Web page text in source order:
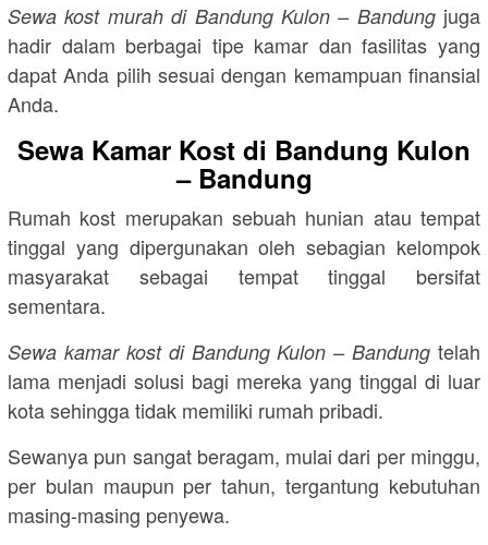
Sewa kost murah di Bandung Kulon – Bandungjuga
hadir dalam berbagai tipe kamar dan fasilitas yang
dapat Anda pilih sesuai dengan kemampuan finansial
Anda.
Sewa Kamar Kost di Bandung Kulon
– Bandung
Rumah kost merupakan sebuah hunian atau tempat
tinggal yang dipergunakan oleh sebagian kelompok
masyarakat sebagai tempat tinggal bersifat
sementara.
Sewa kamar kost di Bandung Kulon – Bandung telah
lama menjadi solusi bagi mereka yang tinggal di luar
kota sehingga tidak memiliki rumah pribadi.
Sewanya pun sangat beragam, mulai dari per minggu,
per bulan maupun per tahun, tergantung kebutuhan
masing-masing penyewa.